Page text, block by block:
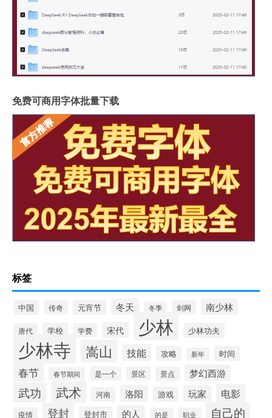
免费可商用字体批量下载
标签
中国 传奇 元宵节 冬天 冬季 剑网 南少林
唐代 学校 学费 宋代 少林 少林功夫
少林寺 嵩山 技能 攻略 新年 时间
春节 春节期间 是一个 景区 景点 梦幻西游
武功 武术 河南 洛阳 游戏 玩家 电影
疫情 登封 登封市 的人 的是 职业 自己的